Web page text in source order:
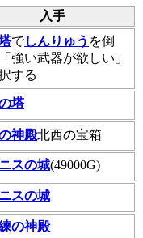
入手
でしんりゅう を倒
強い武器が欲しい」
する
塔
神殿北西の宝箱
スの城(49000G)
スの城
の神殿